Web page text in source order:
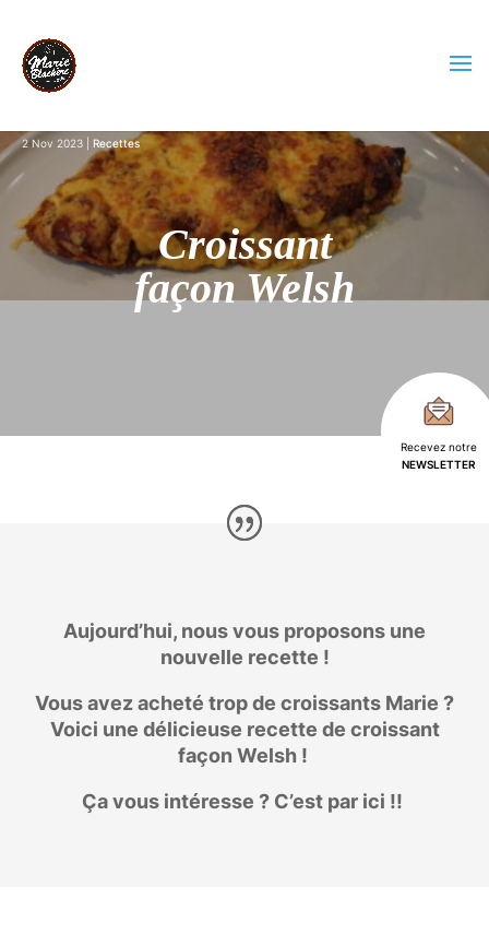
Croissant
façon Welsh
2 Nov 2023 Recettes
Aujourd’hui, nous vous proposons une
nouvelle recette !
Vous avez acheté trop de croissants Marie ?
Voici une délicieuse recette de croissant
façon Welsh !
Ça vous intéresse ? C’est par ici !!
Recevez notre
NEWSLETTER